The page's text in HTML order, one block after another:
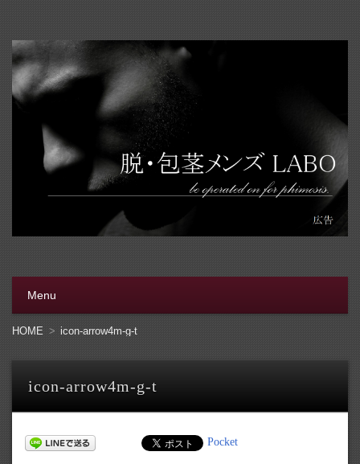
Menu
コンテンツへ移動
HOME icon-arrow4m-g-t
icon-arrow4m-g-t
Pocket